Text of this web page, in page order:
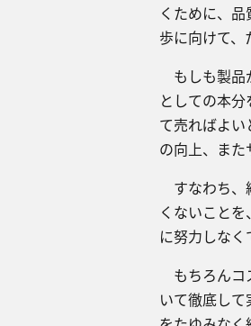
くために、
歩に向けて、
もしも製品
としての本
て売ればよ
の向上、また
すなわち、
くないこと
に努力しなく
もちろんコ
いて徹底し